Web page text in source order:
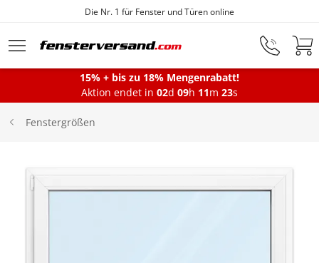
Zum Hauptinhalt springen
Die Nr. 1 für Fenster und Türen online
Montageservice
Balkontüren
15% + bis zu 18% Mengenrabatt!
Aktion endet in 02d 09h 11m 22s
Fenstergrößen